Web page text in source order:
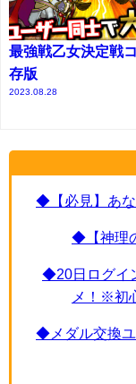
最強戦乙女決定戦
存版
2023.08.28
◆【必見】あな
◆【神理
◆20日ログイ
メ！※初
◆メダル交換ユ